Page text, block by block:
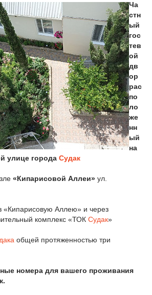
Ча
стн
ый
гос
тев
ой
дв
ор
рас
по
ло
же
нн
ый
на
улице города Судак
«Кипарисовой Аллеи» ул.
«Кипарисовую Аллею» и через
комплекс «ТОК Судак»
общей протяженностью три
номера для вашего проживания